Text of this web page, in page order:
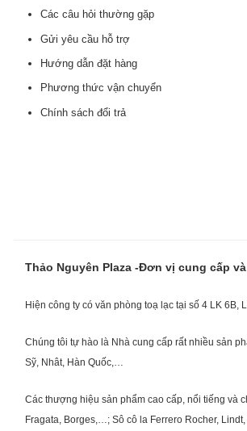
Các câu hỏi thường gặp
Gửi yêu cầu hỗ trợ
Hướng dẫn đặt hàng
Phương thức vận chuyển
Chính sách đổi trả
Thảo Nguyên Plaza -Đơn vị cung cấp
Hiện công ty có văn phòng toạ lạc tại số 4 LK
Chúng tôi tự hào là Nhà cung cấp rất nhiều sản
Sỹ, Nhât, Hàn Quốc,…
Các thượng hiệu sản phẩm cao cấp, nổi tiếng và
Fragata, Borges,…; Sô cô la Ferrero Rocher,